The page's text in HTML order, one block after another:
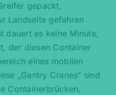
gepackt,
Landseite gefahren
dauert es keine Minute,
der diesen Container
eines mobilen
„Gantry Cranes“ sind
Containerbrücken,